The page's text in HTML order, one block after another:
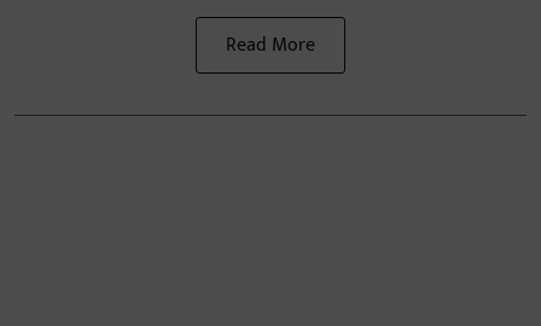
Read More